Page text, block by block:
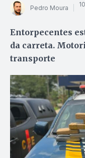
Pedro Moura
Entorpecentes
da carreta.
transporte